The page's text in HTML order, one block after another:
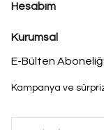
Hesabım
Kurumsal
E-Bülten Aboneliği
Kampanya ve